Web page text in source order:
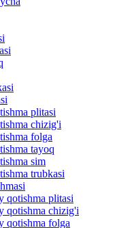
plitasi
chizig'i
folga
tayoq
sim
trubkasi
qotishma plitasi
qotishma chizig'i
qotishma folga